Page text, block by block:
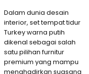
Dalam dunia desain
interior, set tempat tidur
Turkey warna putih
dikenal sebagai salah
satu pilihan furnitur
premium yang mampu
menghadirkan suasana